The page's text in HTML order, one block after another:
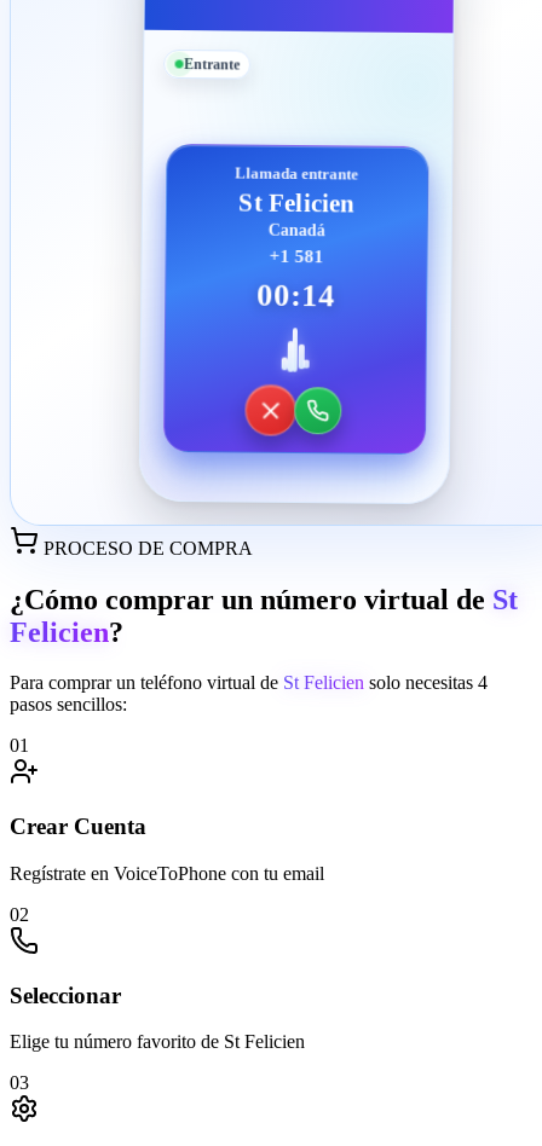
Entrante
Llamada entrante
St Felicien
Canadá
+1 581
00:14
PROCESO DE COMPRA
¿Cómo comprar un número virtual de St
Felicien?
Para comprar un teléfono virtual de St Felicien solo necesitas 4
pasos sencillos:
01
Crear Cuenta
Regístrate en VoiceToPhone con tu email
02
Seleccionar
Elige tu número favorito de St Felicien
03